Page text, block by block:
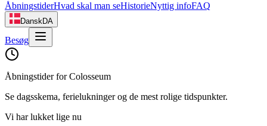
ÅbningstiderHvad skal man seHistorieNyttig infoFAQ
DanskDA
Besøg
Åbningstider for Colosseum
Se dagsskema, ferielukninger og de mest rolige tidspunkter.
Vi har lukket lige nu